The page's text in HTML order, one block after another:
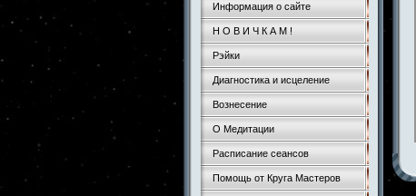
Информация о сайте
Н О В И Ч К А М !
Рэйки
Диагностика и исцеление
Вознесение
О Медитации
Расписание сеансов
Помощь от Круга Мастеров